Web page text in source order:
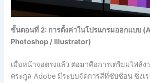
ขั้นตอนที่ 2: การตั้งค่าในโปรแกรมออกแบบ
Photoshop / Illustrator)
เมื่อหน้าจอตรงแล้ว ต่อมาคือการเตรียมไฟล์ง
ตระกูล Adobe มีระบบจัดการสีที่ซับซ้อน ซึ่งเ